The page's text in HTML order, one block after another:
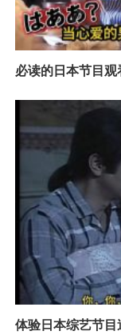
必读的日本节目
体验日本综艺节